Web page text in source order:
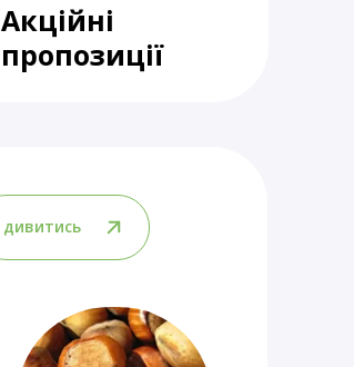
дивитись
Акційні
пропозиції